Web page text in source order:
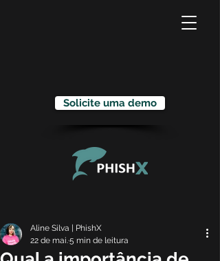
Solicite uma demo
Aline Silva | PhishX
22 de mai.5 min de leitura